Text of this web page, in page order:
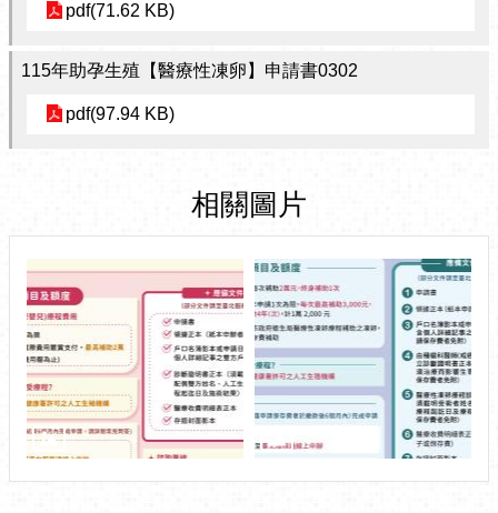
pdf(71.62 KB)
115年助孕生殖【醫療性凍卵】申請書0302
pdf(97.94 KB)
相關圖片